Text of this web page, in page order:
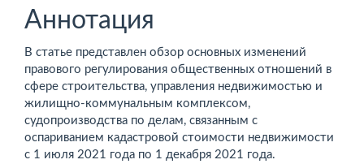
Аннотация
В статье представлен обзор основных изменений
правового регулирования общественных отношений в
сфере строительства, управления недвижимостью и
жилищно-коммунальным комплексом,
судопроизводства по делам, связанным с
оспариванием кадастровой стоимости недвижимости
с 1 июля 2021 года по 1 декабря 2021 года.